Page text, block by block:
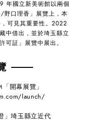
年國立新美術館以兩個
野口理香」展覽上，本
可見其重要性。2022
中借出，並於埼玉縣立
可証」展覽中展出。
開幕展覽」
launch/
」埼玉縣立近代